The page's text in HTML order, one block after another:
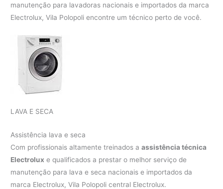
manutenção para lavadoras nacionais e importados da marca
Electrolux, Vila Polopoli encontre um técnico perto de você.
LAVA E SECA
Assistência lava e seca
Com profissionais altamente treinados aassistência técnica
Electrolux e qualificados a prestar o melhor serviço de
manutenção para lava e seca nacionais e importados da
marca Electrolux, Vila Polopoli central Electrolux.